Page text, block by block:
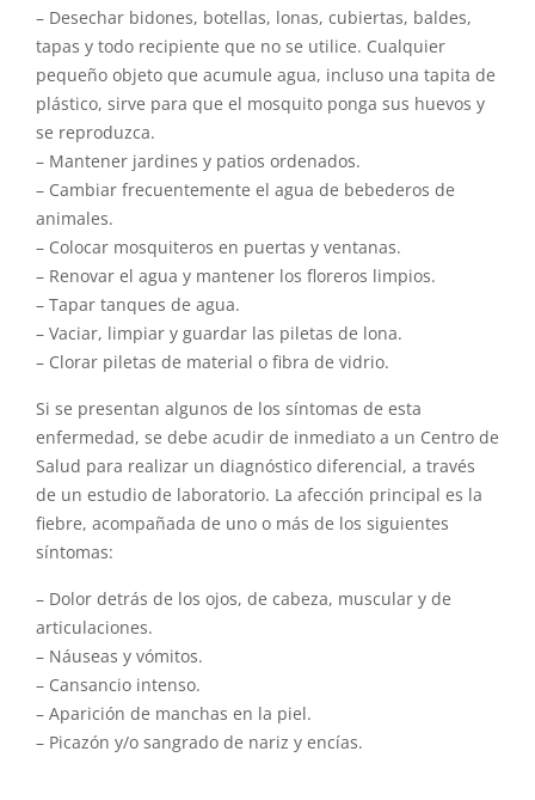
– Desechar bidones, botellas, lonas, cubiertas, baldes,
tapas y todo recipiente que no se utilice. Cualquier
pequeño objeto que acumule agua, incluso una tapita de
plástico, sirve para que el mosquito ponga sus huevos y
se reproduzca.
– Mantener jardines y patios ordenados.
– Cambiar frecuentemente el agua de bebederos de
animales.
– Colocar mosquiteros en puertas y ventanas.
– Renovar el agua y mantener los floreros limpios.
– Tapar tanques de agua.
– Vaciar, limpiar y guardar las piletas de lona.
– Clorar piletas de material o fibra de vidrio.
Si se presentan algunos de los síntomas de esta
enfermedad, se debe acudir de inmediato a un Centro de
Salud para realizar un diagnóstico diferencial, a través
de un estudio de laboratorio. La afección principal es la
fiebre, acompañada de uno o más de los siguientes
síntomas:
– Dolor detrás de los ojos, de cabeza, muscular y de
articulaciones.
– Náuseas y vómitos.
– Cansancio intenso.
– Aparición de manchas en la piel.
– Picazón y/o sangrado de nariz y encías.